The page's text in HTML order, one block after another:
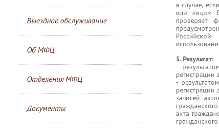
Выездное обслуживание
Об МФЦ
Отделения МФЦ
Документы
в случае,
или лицом
проверяет
5. Результат:
-
регистрации
-
регистрации
записей
акта